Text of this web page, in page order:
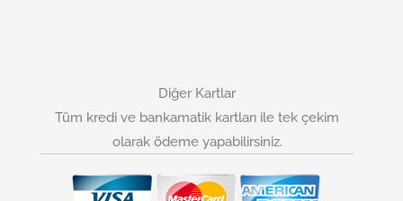
Diğer Kartlar
Tüm kredi ve bankamatik kartları ile tek çekim
olarak ödeme yapabilirsiniz.